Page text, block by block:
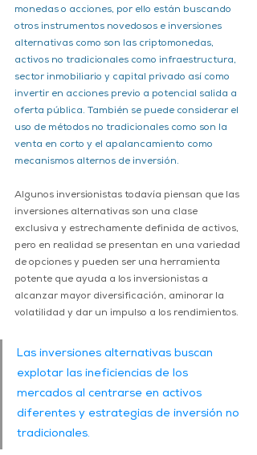
monedas o acciones, por ello están buscando
otros instrumentos novedosos e inversiones
alternativas como son las criptomonedas,
activos no tradicionales como infraestructura,
sector inmobiliario y capital privado así como
invertir en acciones previo a potencial salida a
oferta pública. También se puede considerar el
uso de métodos no tradicionales como son la
venta en corto y el apalancamiento como
mecanismos alternos de inversión.
Algunos inversionistas todavía piensan que las
inversiones alternativas son una clase
exclusiva y estrechamente definida de activos,
pero en realidad se presentan en una variedad
de opciones y pueden ser una herramienta
potente que ayuda a los inversionistas a
alcanzar mayor diversificación, aminorar la
volatilidad y dar un impulso a los rendimientos.
Las inversiones alternativas buscan
explotar las ineficiencias de los
mercados al centrarse en activos
diferentes y estrategias de inversión no
tradicionales.